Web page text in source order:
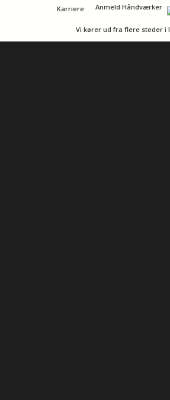
Karriere Anmeld Håndværker
Vi kører ud fra flere steder i